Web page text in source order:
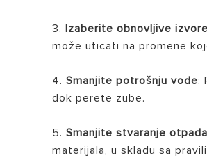
3.Izaberite obnovljive
može uticati na promene
4.Smanjite potrošnju vode:
dok perete zube.
5. Smanjite stvaranje otpada
materijala, u skladu sa